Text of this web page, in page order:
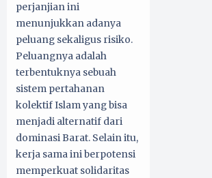
perjanjian ini
menunjukkan adanya
peluang sekaligus risiko.
Peluangnya adalah
terbentuknya sebuah
sistem pertahanan
kolektif Islam yang bisa
menjadi alternatif dari
dominasi Barat. Selain itu,
kerja sama ini berpotensi
memperkuat solidaritas